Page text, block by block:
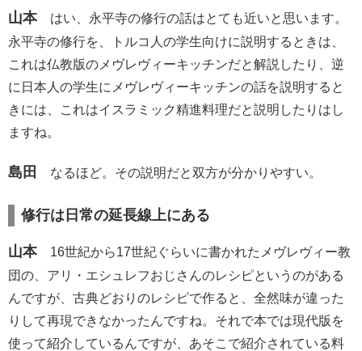
山本はい、永平寺の修行の話はとても近いと思います。
永平寺の修行を、トルコ人の学生向けに説明するときは、
これは仏教版のメヴレヴィーキッチンだと解説したり、逆
に日本人の学生にメヴレヴィーキッチンの話を説明すると
きには、これはイスラミック精進料理だと説明したりはし
ますね。
島田 なるほど。その説明だと双方が分かりやすい。
修行は日常の延長線上にある
山本16世紀から17世紀ぐらいに書かれたメヴレヴィー教
団の、アリ・エシュレフおじさんのレシピというのがある
んですが、古典どおりのレシピで作ると、全然味が違った
りして再現できなかったんですね。それで本では現代版を
使って紹介しているんですが、あそこで紹介されている料